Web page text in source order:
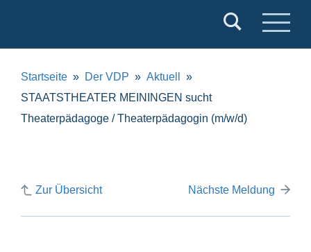
e.V.
Startseite Der VDP
Aktuell
STAATSTHEATER MEININGEN sucht
Theaterpädagoge / Theaterpädagogin (m/w/d)
Zur Übersicht Nächste Meldung